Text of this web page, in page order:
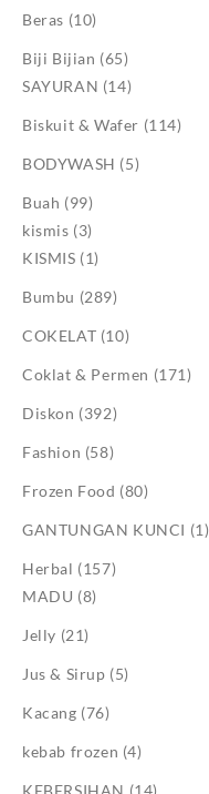
Beras (10)
Biji Bijian (65)
SAYURAN (14)
Biskuit & Wafer (114)
BODYWASH (5)
Buah (99)
kismis (3)
KISMIS (1)
Bumbu (289)
COKELAT (10)
Coklat & Permen (171)
Diskon (392)
Fashion (58)
Frozen Food (80)
GANTUNGAN KUNCI (1)
Herbal (157)
MADU (8)
Jelly (21)
Jus & Sirup (5)
Kacang (76)
kebab frozen (4)
KEBERSIHAN (14)